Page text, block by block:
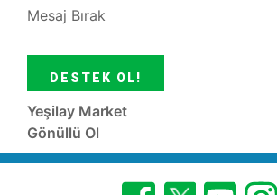
Mesaj Bırak
DESTEK OL!
Yeşilay Market
Gönüllü Ol